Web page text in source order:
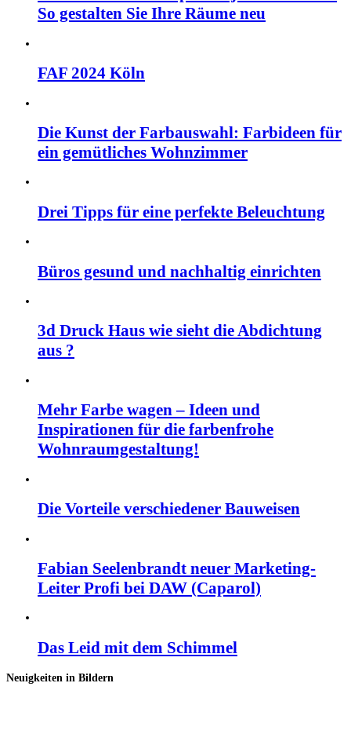
So gestalten Sie Ihre Räume neu
FAF 2024 Köln
Die Kunst der Farbauswahl: Farbideen für
ein gemütliches Wohnzimmer
Drei Tipps für eine perfekte Beleuchtung
Büros gesund und nachhaltig einrichten
3d Druck Haus wie sieht die Abdichtung
aus ?
Mehr Farbe wagen – Ideen und
Inspirationen für die farbenfrohe
Wohnraumgestaltung!
Die Vorteile verschiedener Bauweisen
Fabian Seelenbrandt neuer Marketing-
Leiter Profi bei DAW (Caparol)
Das Leid mit dem Schimmel
Neuigkeiten in Bildern